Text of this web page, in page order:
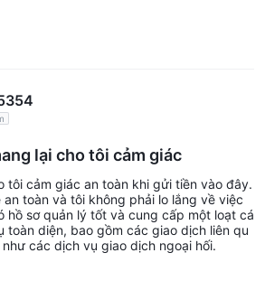
lại cho tôi cảm giác
tôi cảm giác an toàn khi gửi tiền vào đây.
toàn và tôi không phải lo lắng về việc
hồ sơ quản lý tốt và cung cấp một loạt cá
toàn diện, bao gồm các giao dịch liên qu
các dịch vụ giao dịch ngoại hối.